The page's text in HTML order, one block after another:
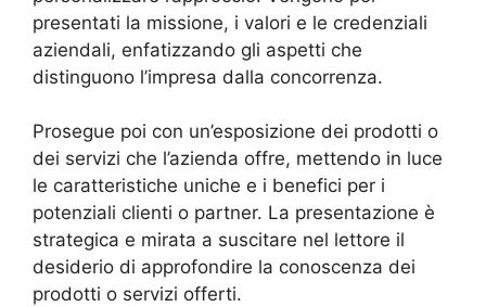
presentati la missione, i valori e le credenziali
aziendali, enfatizzando gli aspetti che
distinguono l’impresa dalla concorrenza.
Prosegue poi con un’esposizione dei prodotti o
dei servizi che l’azienda offre, mettendo in luce
le caratteristiche uniche e i benefici per i
potenziali clienti o partner. La presentazione è
strategica e mirata a suscitare nel lettore il
desiderio di approfondire la conoscenza dei
prodotti o servizi offerti.